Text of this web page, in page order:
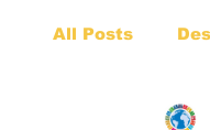
All Posts